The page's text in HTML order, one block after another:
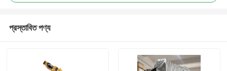
প্রস্তাবিত পণ্য